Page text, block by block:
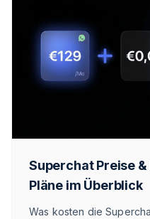
Superchat Preise
Pläne im Überblick
Was kosten die